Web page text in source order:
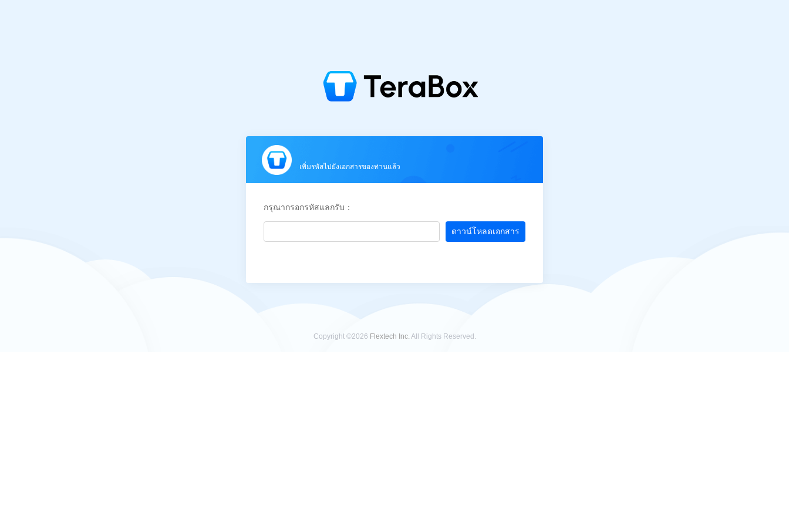
เพิ่มรหัสไปยังเอกสารของท่านแล้ว
กรุณากรอกรหัสแลกรับ：
ดาวน์โหลดเอกสาร
Copyright ©2026 Flextech Inc.All Rights Reserved.